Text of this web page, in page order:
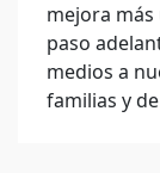
mejora más
paso
medios a
familias y